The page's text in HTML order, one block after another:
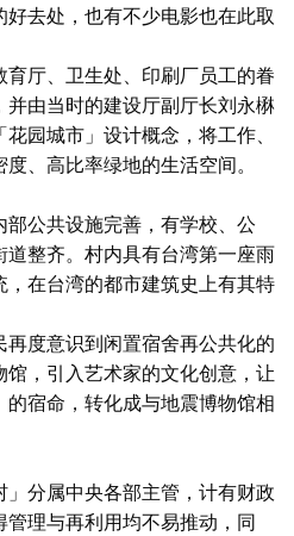
去处，也有不少电影也在此取
厅、卫生处、印刷厂员工的眷
由当时的建设厅副厅长刘永楙
园城市」设计概念，将工作、
、高比率绿地的生活空间。
公共设施完善，有学校、公
整齐。村内具有台湾第一座雨
在台湾的都市建筑史上有其特
度意识到闲置宿舍再公共化的
，引入艺术家的文化创意，让
宿命，转化成与地震博物馆相
分属中央各部主管，计有财政
理与再利用均不易推动，同